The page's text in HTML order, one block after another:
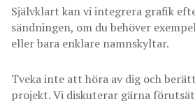
Självklart kan vi integrera grafik
sändningen, om du behöver
eller bara enklare namnskyltar.
Tveka inte att höra av dig och
projekt. Vi diskuterar gärna